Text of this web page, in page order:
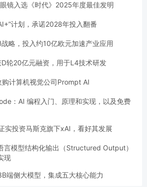
镜入选《时代》2025年度最佳发明
计划，承诺2028年投入翻番
略，投入约10亿欧元加速产业应用
轮20亿元融资，用于L4技术研发
计算机视觉公司Prompt AI
：AI 编程入门、原理和实现，以及免费
实投资马斯克旗下xAI，看好其发展
言模型结构化输出（Structured Output）
现
端侧大模型，集成五大核心能力